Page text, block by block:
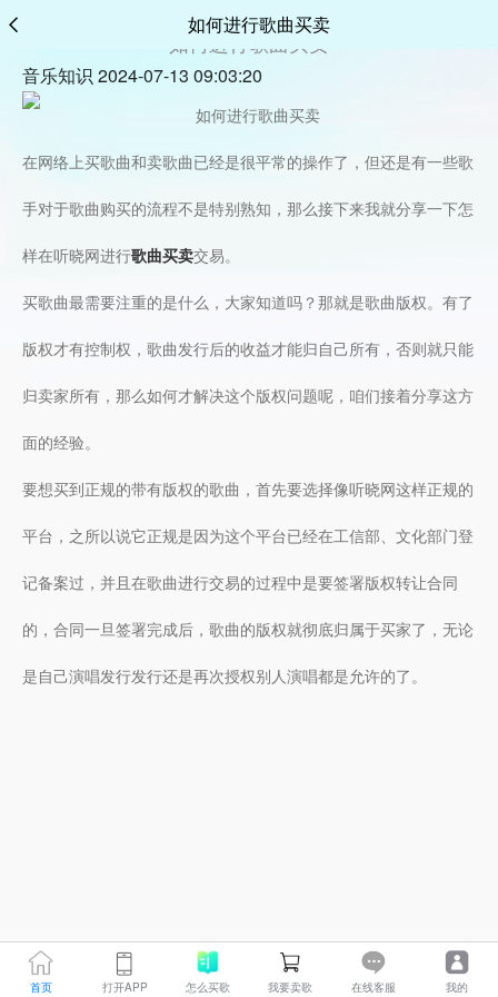
如何进行歌曲买卖
如何进行歌曲买卖
音乐知识 2024-07-13 09:03:20
在网络上买歌曲和卖歌曲已经是很平常的操作了，但还是有一些歌
手对于歌曲购买的流程不是特别熟知，那么接下来我就分享一下怎
样在听晓网进行歌曲买卖交易。
买歌曲最需要注重的是什么，大家知道吗？那就是歌曲版权。有了
版权才有控制权，歌曲发行后的收益才能归自己所有，否则就只能
归卖家所有，那么如何才解决这个版权问题呢，咱们接着分享这方
面的经验。
要想买到正规的带有版权的歌曲，首先要选择像听晓网这样正规的
平台，之所以说它正规是因为这个平台已经在工信部、文化部门登
记备案过，并且在歌曲进行交易的过程中是要签署版权转让合同
的，合同一旦签署完成后，歌曲的版权就彻底归属于买家了，无论
是自己演唱发行发行还是再次授权别人演唱都是允许的了。
首页 打开APP 怎么买歌 我要卖歌 在线客服 我的